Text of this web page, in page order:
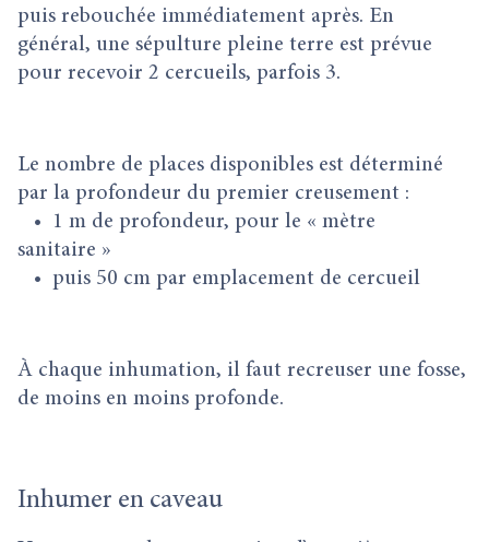
puis rebouchée immédiatement après. En
général, une sépulture pleine terre est prévue
pour recevoir 2 cercueils, parfois 3.
Le nombre de places disponibles est déterminé
par la profondeur du premier creusement :
• 1 m de profondeur, pour le « mètre
sanitaire »
• puis 50 cm par emplacement de cercueil
À chaque inhumation, il faut recreuser une fosse,
de moins en moins profonde.
Inhumer en caveau